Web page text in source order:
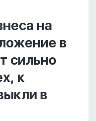
на
в
сильно
к
в